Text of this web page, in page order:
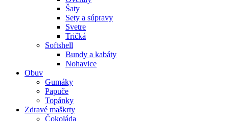
Šaty
Sety a súpravy
Svetre
Tričká
Softshell
Bundy a kabáty
Nohavice
Obuv
Gumáky
Papuče
Topánky
Zdravé maškrty
Čokoláda